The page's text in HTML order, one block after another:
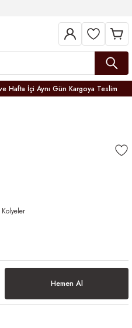
Hafta İçi Aynı Gün Kargoya Teslim
Kolyeler
Hemen Al